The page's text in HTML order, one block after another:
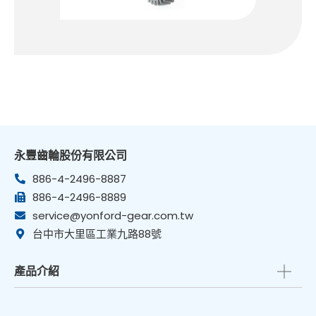
永豐齒輪股份有限公司
886-4-2496-8887
886-4-2496-8889
service@yonford-gear.com.tw
台中市大里區工業九路88號
產品介紹